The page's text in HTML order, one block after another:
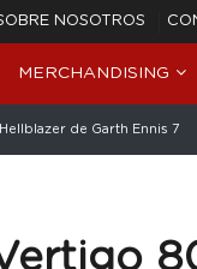
NOSOTROS
MERCHANDISING
de Garth Ennis 7